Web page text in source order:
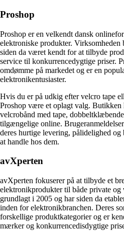
Proshop
Proshop er en velkendt dansk
elektroniske produkter.
siden da været kendt for at tilbyde
service til konkurrencedygtige priser.
omdømme på markedet og er en
elektronikentusiaster.
Hvis du er på udkig efter velcro tape
Proshop være et oplagt valg. Butikken
velcrobånd med tape,
tilgængelige online.
deres hurtige levering, pålidelighed og
at handle hos dem.
avXperten
avXperten fokuserer på at tilbyde et
elektronikprodukter til både private
grundlagt i 2005 og har siden da
inden for elektronikbranchen. Deres
forskellige produktkategorier og er
mærker og konkurrencedisdygtige